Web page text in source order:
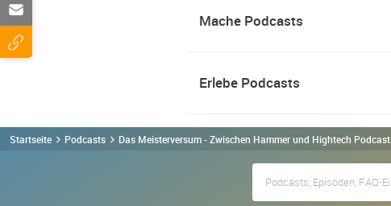
Mache Podcasts
Erlebe Podcasts
Startseite Podcasts Das Meisterversum - Zwischen Hammer und Hightech Podcast